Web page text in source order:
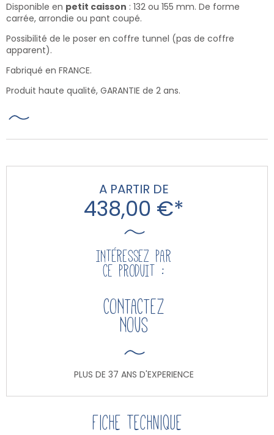
Disponible en petit caisson : 132 ou 155 mm. De forme
carrée, arrondie ou pant coupé.
Possibilité de le poser en coffre tunnel (pas de coffre
apparent).
Fabriqué en FRANCE.
Produit haute qualité, GARANTIE de 2 ans.
A PARTIR DE
438,00 €*
INTÉRESSEZ PAR
CE PRODUIT :
CONTACTEZ
NOUS
PLUS DE 37 ANS D'EXPERIENCE
Fiche technique